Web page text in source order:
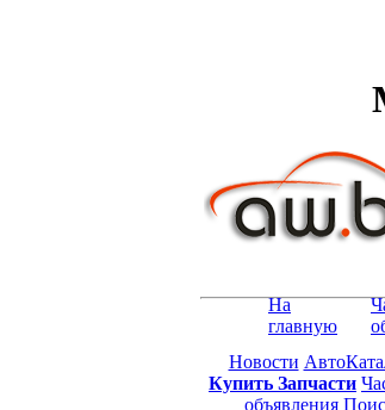
На
главную
Новости
Купить Запчасти
объявления